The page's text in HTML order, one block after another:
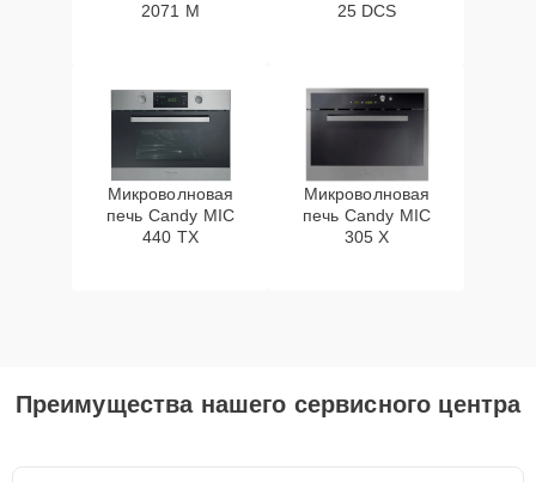
2071 M
25 DCS
Микроволновая
печь Candy MIC
440 TX
Микроволновая
печь Candy MIC
305 X
Преимущества нашего сервисного центра